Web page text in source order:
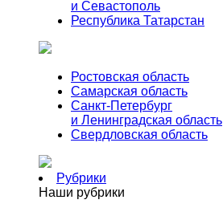
и Севастополь
Республика Татарстан
Ростовская область
Самарская область
Санкт-Петербург
и Ленинградская область
Свердловская область
Рубрики
Наши рубрики